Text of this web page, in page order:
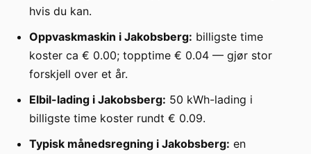
hvis du kan.
Oppvaskmaskin i Jakobsberg: billigste time
koster ca € 0.00; topptime € 0.04 — gjør stor
forskjell over et år.
Elbil-lading i Jakobsberg: 50 kWh-lading i
billigste time koster rundt € 0.09.
Typisk månedsregning i Jakobsberg: en